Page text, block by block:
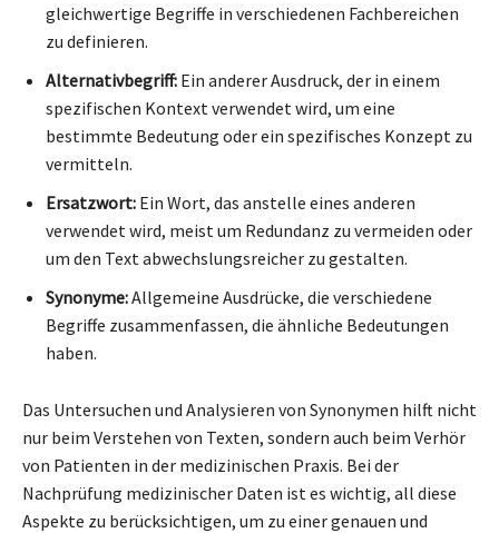
gleichwertige Begriffe in verschiedenen Fachbereichen
zu definieren.
Alternativbegriff: Ein anderer Ausdruck, der in einem
spezifischen Kontext verwendet wird, um eine
bestimmte Bedeutung oder ein spezifisches Konzept zu
vermitteln.
Ersatzwort: Ein Wort, das anstelle eines anderen
verwendet wird, meist um Redundanz zu vermeiden oder
um den Text abwechslungsreicher zu gestalten.
Synonyme:Allgemeine Ausdrücke, die verschiedene
Begriffe zusammenfassen, die ähnliche Bedeutungen
haben.
Das Untersuchen und Analysieren von Synonymen hilft nicht
nur beim Verstehen von Texten, sondern auch beim Verhör
von Patienten in der medizinischen Praxis. Bei der
Nachprüfung medizinischer Daten ist es wichtig, all diese
Aspekte zu berücksichtigen, um zu einer genauen und